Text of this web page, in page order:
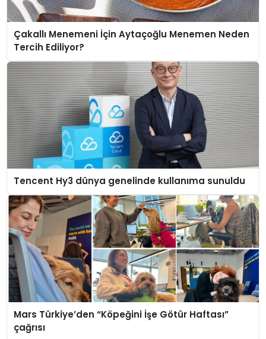
Çakallı Menemeni İçin Aytaçoğlu Menemen Neden
Tercih Ediliyor?
Tencent Hy3 dünya genelinde kullanıma sunuldu
Mars Türkiye’den “Köpeğini İşe Götür Haftası”
çağrısı